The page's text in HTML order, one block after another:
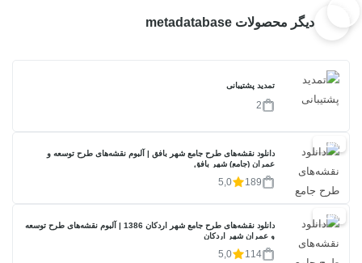
دیگر محصولات metadatabase
تمدید پشتیبانی
2
20%
دانلود نقشه‌های طرح جامع شهر بافق | آلبوم نقشه‌های طرح توسعه و
عمران (جامع) شهر بافق
189
5,0
20%
دانلود نقشه‌های طرح جامع شهر اردکان 1386 | آلبوم نقشه‌های طرح توسعه
و عمران شهر اردکان
114
5,0